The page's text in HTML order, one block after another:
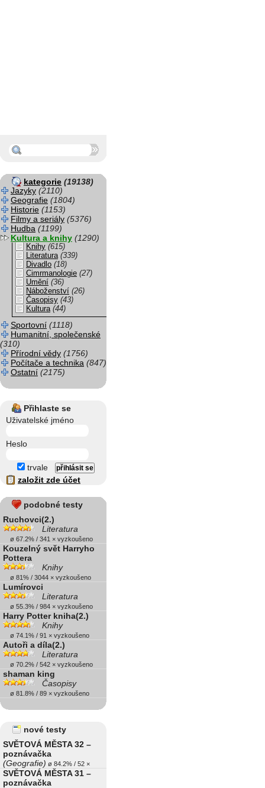
kategorie (19138)
Jazyky (2110)
Geografie (1804)
Historie (1153)
Filmy a seriály (5376)
Hudba (1199)
Kultura a knihy (1290)
Knihy (615)
Literatura (339)
Divadlo (18)
Cimrmanologie (27)
Umění (36)
Náboženství (26)
Časopisy (43)
Kultura (44)
Sportovní (1118)
Humanitní, společenské
(310)
Přírodní vědy (1756)
Počítače a technika (847)
Ostatní (2175)
Přihlaste se
Uživatelské jméno
Heslo
trvale
založit zde účet
podobné testy
Ruchovci(2.)
Literatura
ø 67.2% / 341 × vyzkoušeno
Kouzelný svět Harryho
Pottera
Knihy
ø 81% / 3044 × vyzkoušeno
Lumírovci
Literatura
ø 55.3% / 984 × vyzkoušeno
Harry Potter kniha(2.)
Knihy
ø 74.1% / 91 × vyzkoušeno
Autoři a díla(2.)
Literatura
ø 70.2% / 542 × vyzkoušeno
shaman king
Časopisy
ø 81.8% / 89 × vyzkoušeno
nové testy
SVĚTOVÁ MĚSTA 32 –
poznávačka
(Geografie) ø 84.2% / 52 ×
SVĚTOVÁ MĚSTA 31 –
poznávačka